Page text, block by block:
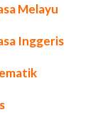
Melayu
Inggeris